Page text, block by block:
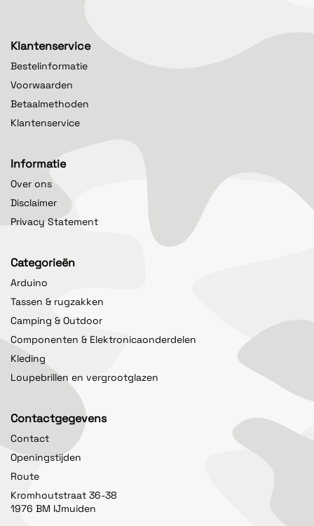
Klantenservice
Bestelinformatie
Voorwaarden
Betaalmethoden
Klantenservice
Informatie
Over ons
Disclaimer
Privacy Statement
Categorieën
Arduino
Tassen & rugzakken
Camping & Outdoor
Componenten & Elektronicaonderdelen
Kleding
Loupebrillen en vergrootglazen
Contactgegevens
Contact
Openingstijden
Route
Kromhoutstraat 36-38
1976 BM IJmuiden